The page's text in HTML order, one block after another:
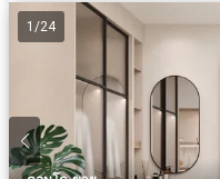
1 /24